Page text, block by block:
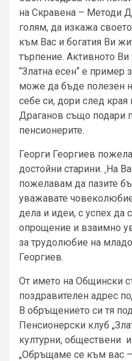
на Скравена – Методи
голям, да изкажа
към Вас и богатия Ви
търпение. Активното
“Златна есен“ е пример
може да бъде полезен
себе си, дори след края
Драганов също подари
пенсионерите.
Георги Георгиев
достойни старини. ‚На
пожелавам да пазите
уважавате
дела и идеи, с успех да
опрощение и взаимно
за трудолюбие на
Георгиев.
От името на Общински
поздравителен адрес
В обръщението си тя
Пенсионерски клуб
културни, обществени
„Обръщаме се към вас